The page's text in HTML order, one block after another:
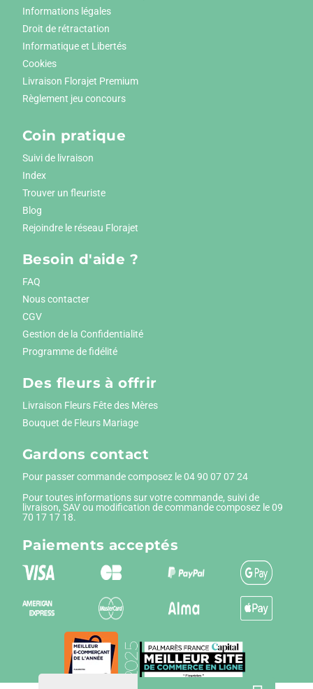
Informations légales
Droit de rétractation
Informatique et Libertés
Cookies
Livraison Florajet Premium
Règlement jeu concours
Coin pratique
Suivi de livraison
Index
Trouver un fleuriste
Blog
Rejoindre le réseau Florajet
Besoin d'aide ?
FAQ
Nous contacter
CGV
Gestion de la Confidentialité
Programme de fidélité
Des fleurs à offrir
Livraison Fleurs Fête des Mères
Bouquet de Fleurs Mariage
Gardons contact
Pour passer commande composez le04 90 07 07 24
Pour toutes informations sur votre commande, suivi de
livraison, SAV ou modification de commande composez le 09
70 17 17 18.
Paiements acceptés